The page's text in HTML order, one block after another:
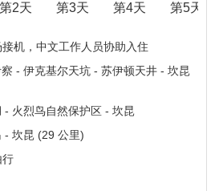
第2天 第3天 第4天 第5天
机，中文工作人员协助入住
- 伊克基尔天坑 - 苏伊顿天井 - 坎昆
- 火烈鸟自然保护区 - 坎昆
- 坎昆 (29 公里)
行